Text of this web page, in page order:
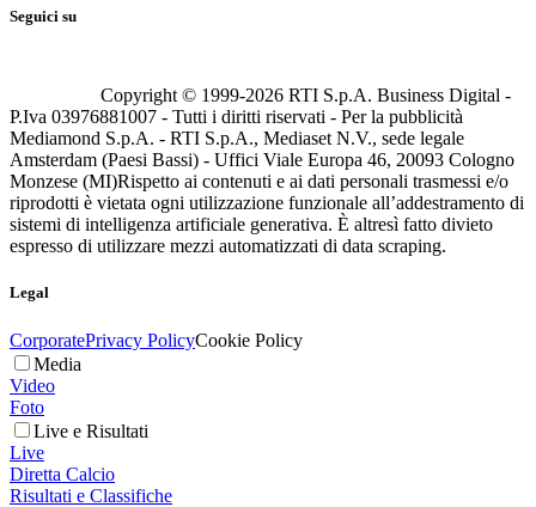
Seguici su
Copyright © 1999-2026 RTI S.p.A. Business Digital -
P.Iva 03976881007 - Tutti i diritti riservati - Per la pubblicità
Mediamond S.p.A. - RTI S.p.A., Mediaset N.V., sede legale
Amsterdam (Paesi Bassi) - Uffici Viale Europa 46, 20093 Cologno
Monzese (MI)Rispetto ai contenuti e ai dati personali trasmessi e/o
riprodotti è vietata ogni utilizzazione funzionale all’addestramento di
sistemi di intelligenza artificiale generativa. È altresì fatto divieto
espresso di utilizzare mezzi automatizzati di data scraping.
Legal
CorporatePrivacy PolicyCookie Policy
Media
Video
Foto
Live e Risultati
Live
Diretta Calcio
Risultati e Classifiche